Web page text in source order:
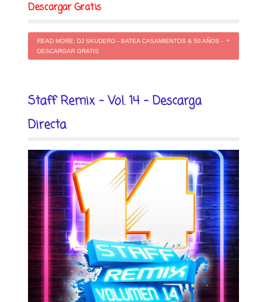
Descargar Gratis
READ MORE: DJ SKUDERO - BATEA CASAMIENTOS & 50 AÑOS -
DESCARGAR GRATIS
Staff Remix - Vol. 14 - Descarga
Directa